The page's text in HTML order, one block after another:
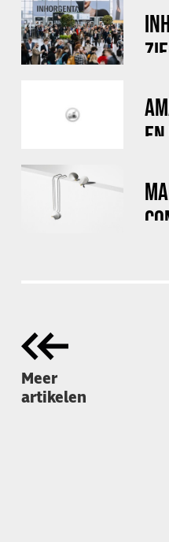
Meer
artikelen